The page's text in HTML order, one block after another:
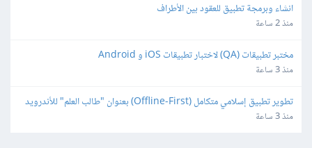
انشاء وبرمجة تطبيق للعقود بين الأطراف
منذ 2 ساعة
مختبر تطبيقات (QA) لاختبار تطبيقات iOS و Android
منذ 3 ساعة
و iOS
منذ 3 ساعة